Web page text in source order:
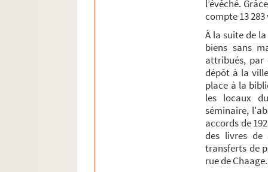
l’évêché.
compte 13
À la suite de
biens sans
attribués, par
dépôt à la
place à la
les locaux
séminaire,
accords de
des livres de
transferts de
rue de Chaage.